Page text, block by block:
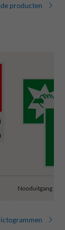
producten
Nooduitgang